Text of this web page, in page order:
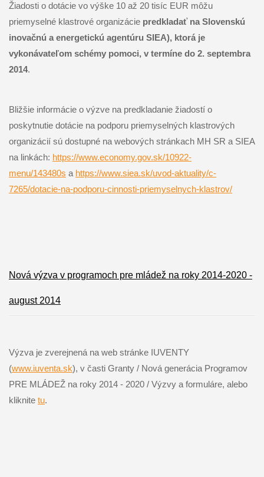
Žiadosti o dotácie vo výške 10 až 20 tisíc EUR môžu
priemyselné klastrové organizácie predkladať na Slovenskú
inovačnú a energetickú agentúru SIEA), ktorá je
vykonávateľom schémy pomoci, v termíne do 2. septembra
2014.
Bližšie informácie o výzve na predkladanie žiadostí o
poskytnutie dotácie na podporu priemyselných klastrových
organizácií sú dostupné na webových stránkach MH SR a SIEA
na linkách: https://www.economy.gov.sk/10922-
menu/143480s a https://www.siea.sk/uvod-aktuality/c-
7265/dotacie-na-podporu-cinnosti-priemyselnych-klastrov/
Nová výzva v programoch pre mládež na roky 2014-2020 -
august 2014
Výzva je zverejnená na web stránke IUVENTY
(www.iuventa.sk), v časti Granty / Nová generácia Programov
PRE MLÁDEŽ na roky 2014 - 2020 / Výzvy a formuláre, alebo
kliknite tu.